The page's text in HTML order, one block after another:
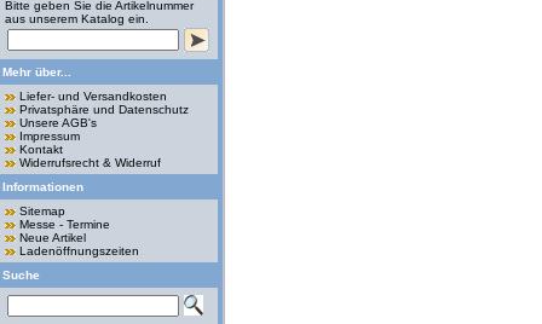
Bitte geben Sie die Artikelnummer
aus unserem Katalog ein.
Mehr über...
Liefer- und Versandkosten
Privatsphäre und Datenschutz
Unsere AGB's
Impressum
Kontakt
Widerrufsrecht & Widerruf
Informationen
Sitemap
Messe - Termine
Neue Artikel
Ladenöffnungszeiten
Suche